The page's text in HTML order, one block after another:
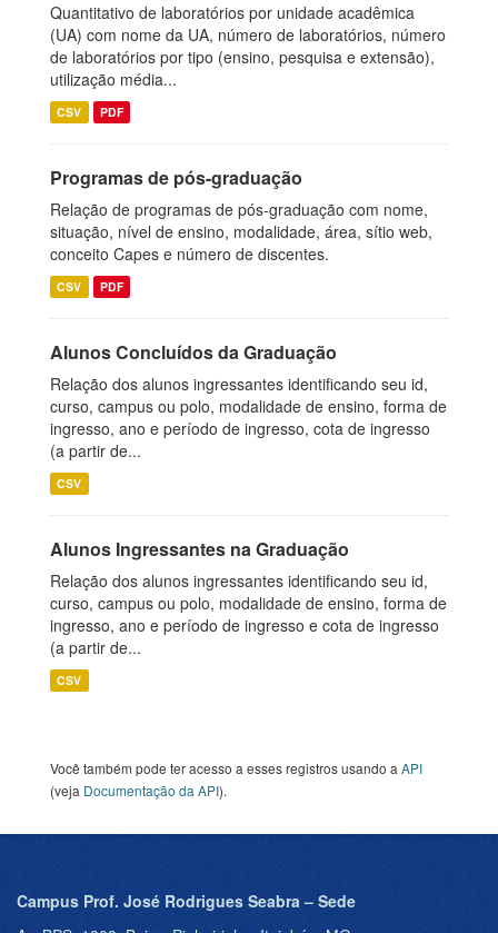
Quantitativo de laboratórios por unidade acadêmica
(UA) com nome da UA, número de laboratórios, número
de laboratórios por tipo (ensino, pesquisa e extensão),
utilização média...
CSV PDF
Programas de pós-graduação
Relação de programas de pós-graduação com nome,
situação, nível de ensino, modalidade, área, sítio web,
conceito Capes e número de discentes.
CSV PDF
Alunos Concluídos da Graduação
Relação dos alunos ingressantes identificando seu id,
curso, campus ou polo, modalidade de ensino, forma de
ingresso, ano e período de ingresso, cota de ingresso
(a partir de...
CSV
Alunos Ingressantes na Graduação
Relação dos alunos ingressantes identificando seu id,
curso, campus ou polo, modalidade de ensino, forma de
ingresso, ano e período de ingresso e cota de ingresso
(a partir de...
CSV
Você também pode ter acesso a esses registros usando a API
(veja Documentação da API).
Campus Prof. José Rodrigues Seabra – Sede